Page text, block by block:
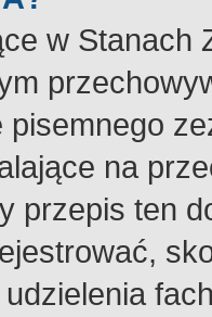
w Stanach
pisemnego
na
przepis ten